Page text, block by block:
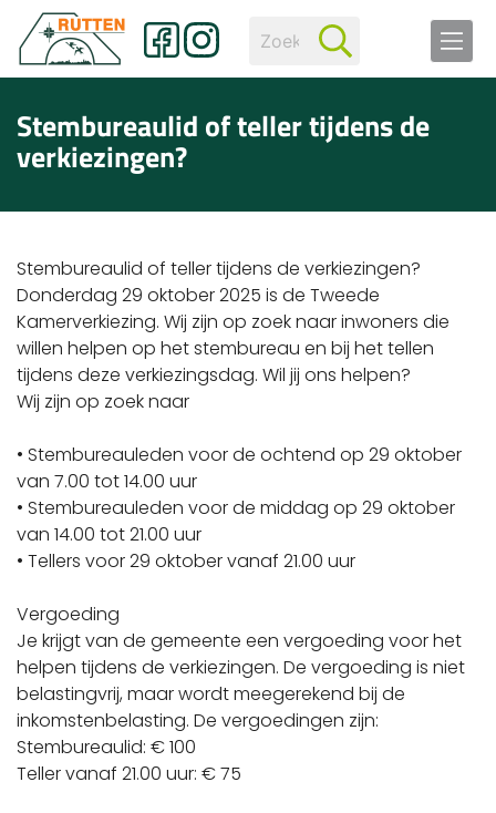
Stembureaulid of teller tijdens de
verkiezingen?
Stembureaulid of teller tijdens de verkiezingen?
Donderdag 29 oktober 2025 is de Tweede
Kamerverkiezing. Wij zijn op zoek naar inwoners die
willen helpen op het stembureau en bij het tellen
tijdens deze verkiezingsdag. Wil jij ons helpen?
Wij zijn op zoek naar
• Stembureauleden voor de ochtend op 29 oktober
van 7.00 tot 14.00 uur
• Stembureauleden voor de middag op 29 oktober
van 14.00 tot 21.00 uur
• Tellers voor 29 oktober vanaf 21.00 uur
Vergoeding
Je krijgt van de gemeente een vergoeding voor het
helpen tijdens de verkiezingen. De vergoeding is niet
belastingvrij, maar wordt meegerekend bij de
inkomstenbelasting. De vergoedingen zijn:
Stembureaulid: € 100
Teller vanaf 21.00 uur: € 75